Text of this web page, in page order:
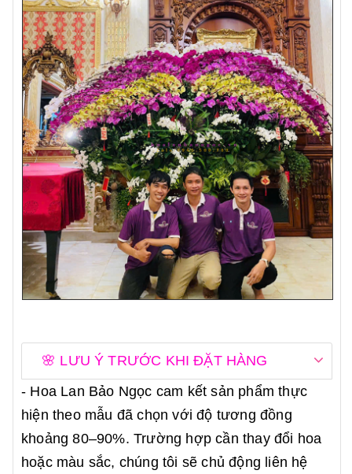
🌸 LƯU Ý TRƯỚC KHI ĐẶT HÀNG
- Hoa Lan Bảo Ngọc cam kết sản phẩm thực
hiện theo mẫu đã chọn với độ tương đồng
khoảng 80–90%. Trường hợp cần thay đổi hoa
hoặc màu sắc, chúng tôi sẽ chủ động liên hệ